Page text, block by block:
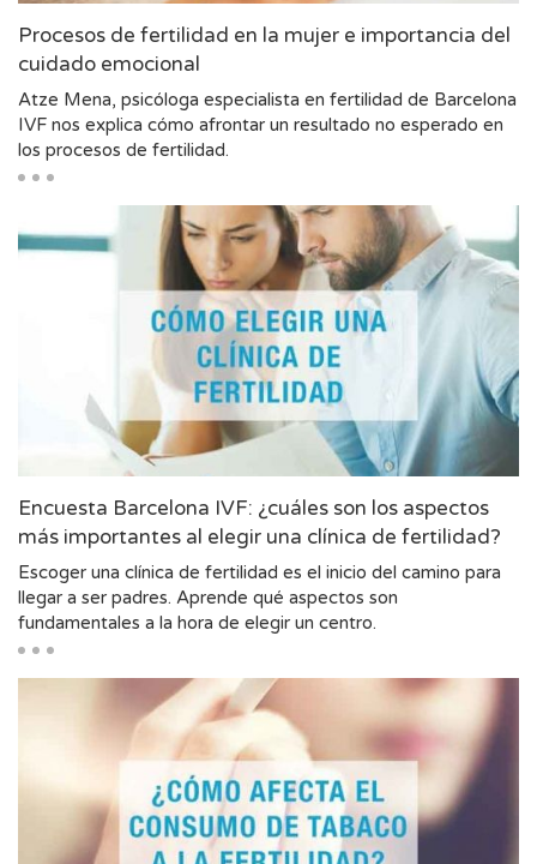
Procesos de fertilidad en la mujer e importancia del
cuidado emocional
Atze Mena, psicóloga especialista en fertilidad de Barcelona
IVF nos explica cómo afrontar un resultado no esperado en
los procesos de fertilidad.
Encuesta Barcelona IVF: ¿cuáles son los aspectos
más importantes al elegir una clínica de fertilidad?
Escoger una clínica de fertilidad es el inicio del camino para
llegar a ser padres. Aprende qué aspectos son
fundamentales a la hora de elegir un centro.